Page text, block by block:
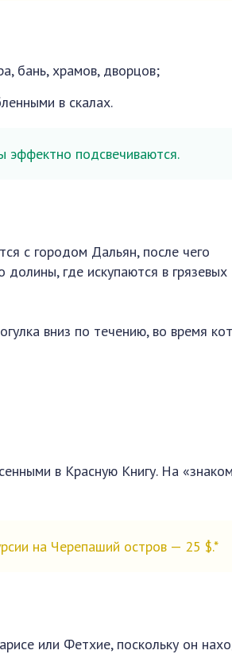
бань, храмов, дворцов;
в скалах.
эффектно подсвечиваются.
с городом Дальян, после чего
где искупаются в грязевых
вниз по течению, во время
в Красную Книгу. На
на Черепаший остров — 25 $.*
или Фетхие, поскольку он